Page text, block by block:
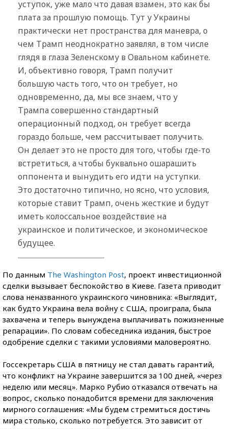
уступок, уже мало что давая взамен, это как бы
плата за прошлую помощь. Тут у Украины
практически нет пространства для маневра, о
чем Трамп неоднократно заявлял, в том числе
глядя в глаза Зеленскому в Овальном кабинете.
И, объективно говоря, Трамп получит
большую часть того, что он требует, но
одновременно, да, мы все знаем, что у
Трампа совершенно стандартный
операционный подход, он требует всегда
гораздо больше, чем рассчитывает получить.
Он делает это не просто для того, чтобы где-то
встретиться, а чтобы буквально ошарашить
оппонента и вынудить его идти на уступки.
Это достаточно типично, но ясно, что условия,
которые ставит Трамп, очень жесткие и будут
иметь колоссальное воздействие на
украинское и политическое, и экономическое
будущее.
По данным The Washington Post, проект инвестиционной
сделки вызывает беспокойство в Киеве. Газета приводит
слова неназванного украинского чиновника: «Выглядит,
как будто Украина вела войну с США, проиграла, была
захвачена и теперь вынуждена выплачивать пожизненные
репарации». По словам собеседника издания, быстрое
одобрение сделки с такими условиями маловероятно.
Госсекретарь США в пятницу не стал давать гарантий,
что конфликт на Украине завершится за 100 дней, «через
неделю или месяц». Марко Рубио отказался отвечать на
вопрос, сколько понадобится времени для заключения
мирного соглашения: «Мы будем стремиться достичь
мира столько, сколько потребуется. Это зависит от